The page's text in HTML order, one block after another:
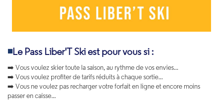
◾Le Pass Liber'T Ski est pour vous si :
➡️ Vous voulez skier toute la saison, au rythme de vos envies...
➡️ Vous voulez profiter de tarifs réduits à chaque sortie...
➡️ Vous ne voulez pas recharger votre forfait en ligne et encore moins
passer en caisse...